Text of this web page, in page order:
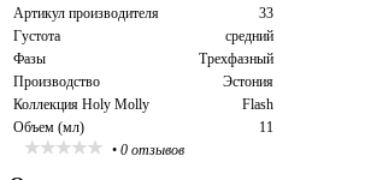
Артикул производителя
33
Густота
средний
Фазы
Трехфазный
Производство
Эстония
Коллекция Holy Molly
Flash
Объем (мл)
11
• 0 отзывов